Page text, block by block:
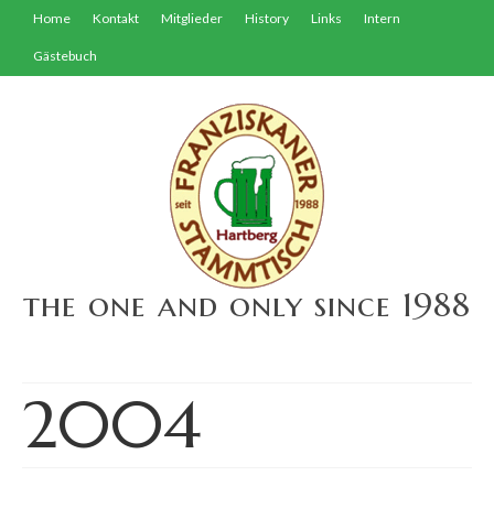
Home Kontakt Mitglieder History Links Intern
Gästebuch
the one and only since 1988
2004